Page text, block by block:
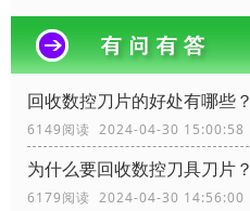
回收数控刀片的好处有哪些？
6149阅读 2024-04-30 15:00:58
为什么要回收数控刀具刀片？
6179阅读 2024-04-30 14:56:00